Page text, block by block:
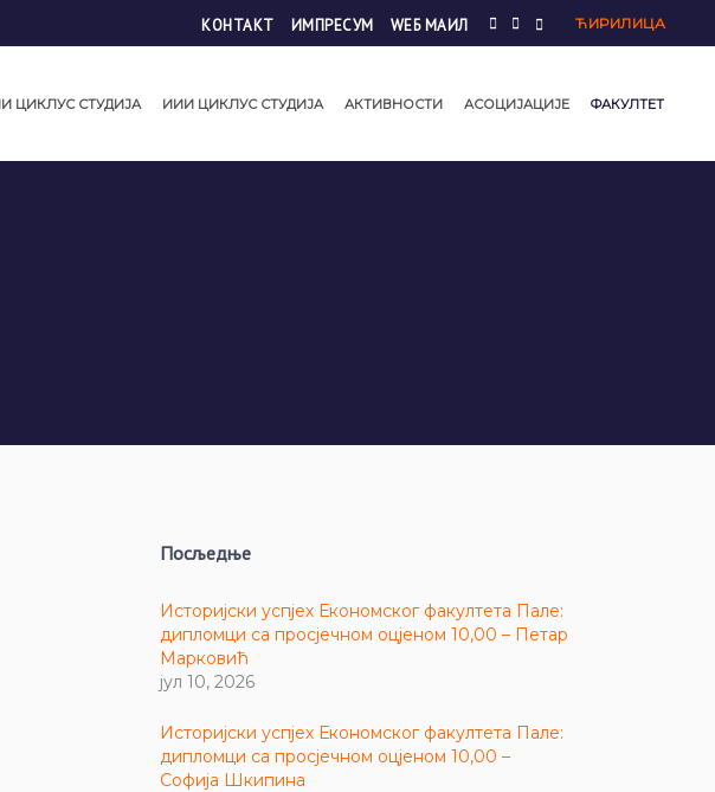
КОНТАКТ ИМПРЕСУМ WЕБ МАИЛ ЋИРИЛИЦА
ЦИКЛУС СТУДИЈА ИИИ ЦИКЛУС СТУДИЈА АКТИВНОСТИ АСОЦИЈАЦИЈЕ ФАКУЛТЕТ
Посљедње
Историјски успјех Економског факултета Пале:
дипломци са просјечном оцјеном 10,00 – Петар
Марковић
јул 10, 2026
Историјски успјех Економског факултета Пале:
дипломци са просјечном оцјеном 10,00 –
Софија Шкипина